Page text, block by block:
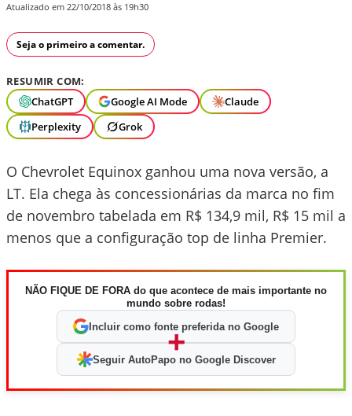
Atualizado em 22/10/2018 às 19h30
Seja o primeiro a comentar.
RESUMIR COM:
ChatGPT
Google AI Mode
Claude
Perplexity
Grok
O Chevrolet Equinox ganhou uma nova versão, a
LT. Ela chega às concessionárias da marca no fim
de novembro tabelada em R$ 134,9 mil, R$ 15 mil a
menos que a configuração top de linha Premier.
NÃO FIQUE DE FORA do que acontece de mais importante no
mundo sobre rodas!
Incluir como fonte preferida no Google
+
Seguir AutoPapo no Google Discover